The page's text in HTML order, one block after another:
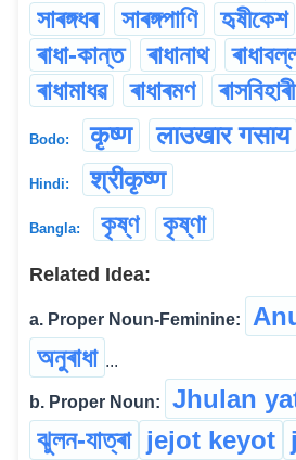
সাৰঙ্গধৰ
সাৰঙ্গপাণি হৃষীকেশ
ৰাধা-কান্ত
ৰাধানাথ
ৰাধামাধৱ
ৰাধাৰমণ ৰাসবিহাৰী
Bodo: कृष्ण लाउखार गसाय
Hindi: श्रीकृष्ण
Bangla: কৃষ্ণ কৃষ্ণা
Related Idea:
a. Proper Noun-Feminine:
অনুৰাধা ...
b. Proper Noun: Jhulan
ঝুলন-যাত্ৰা jejot keyot